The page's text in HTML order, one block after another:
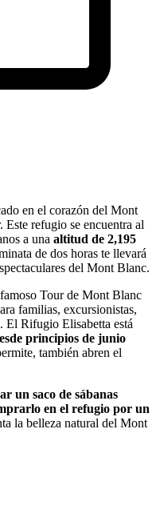
en el corazón del Mont
refugio se encuentra al
a una altitud de 2,195
de dos horas te llevará
del Mont Blanc.
Tour de Mont Blanc
familias, excursionistas,
El Rifugio Elisabetta está
principios de junio
también abren el
un saco de sábanas
en el refugio por un
la belleza natural del Mont